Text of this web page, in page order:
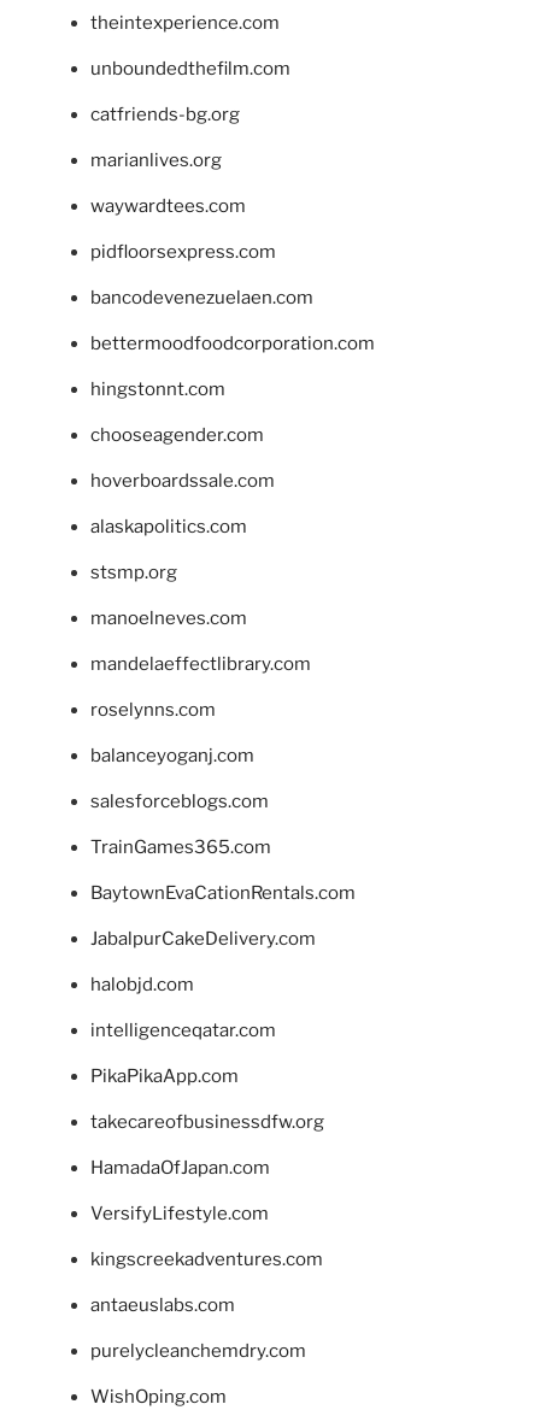
theintexperience.com
unboundedthefilm.com
catfriends-bg.org
marianlives.org
waywardtees.com
pidfloorsexpress.com
bancodevenezuelaen.com
bettermoodfoodcorporation.com
hingstonnt.com
chooseagender.com
hoverboardssale.com
alaskapolitics.com
stsmp.org
manoelneves.com
mandelaeffectlibrary.com
roselynns.com
balanceyoganj.com
salesforceblogs.com
TrainGames365.com
BaytownEvaCationRentals.com
JabalpurCakeDelivery.com
halobjd.com
intelligenceqatar.com
PikaPikaApp.com
takecareofbusinessdfw.org
HamadaOfJapan.com
VersifyLifestyle.com
kingscreekadventures.com
antaeuslabs.com
purelycleanchemdry.com
WishOping.com